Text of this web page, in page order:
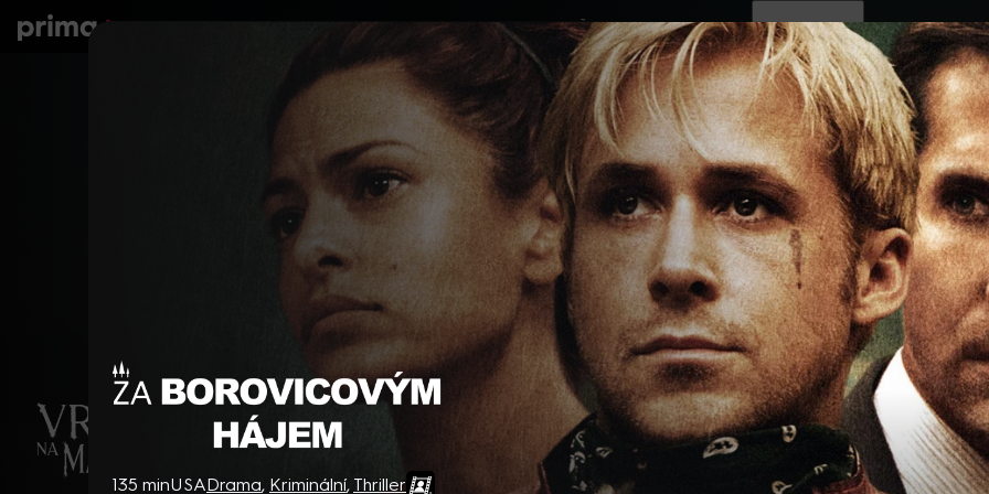
Filmy Děti Zprávy Novinky Živě TV program Operátoři
Za borovicovým hájem
135 minUSADrama, Kriminální, Thriller
prima+